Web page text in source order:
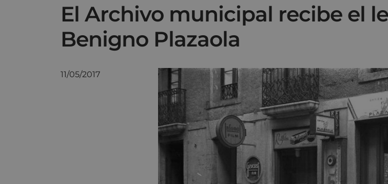
El Archivo municipal recibe el
Benigno Plazaola
11/05/2017